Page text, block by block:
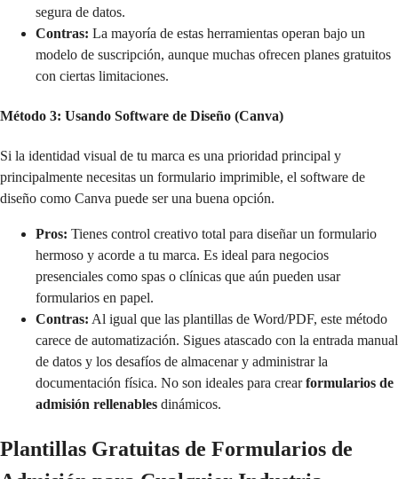
segura de datos.
Contras: La mayoría de estas herramientas operan bajo un
modelo de suscripción, aunque muchas ofrecen planes gratuitos
con ciertas limitaciones.
Método 3: Usando Software de Diseño (Canva)
Si la identidad visual de tu marca es una prioridad principal y
principalmente necesitas un formulario imprimible, el software de
diseño como Canva puede ser una buena opción.
Pros: Tienes control creativo total para diseñar un formulario
hermoso y acorde a tu marca. Es ideal para negocios
presenciales como spas o clínicas que aún pueden usar
formularios en papel.
Contras: Al igual que las plantillas de Word/PDF, este método
carece de automatización. Sigues atascado con la entrada manual
de datos y los desafíos de almacenar y administrar la
documentación física. No son ideales para crearformularios de
admisión rellenables dinámicos.
Plantillas Gratuitas de Formularios de